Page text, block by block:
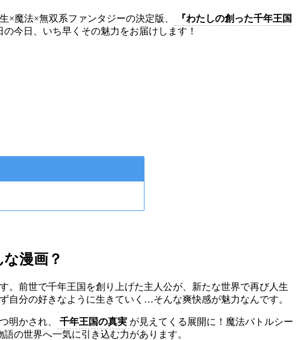
×魔法×無双系ファンタジーの決定版、
『わたしの創った千年王国
今日、いち早くその魅力をお届けします！
漫画？
。前世で千年王国を創り上げた主人公が、新たな世界で再び人生
自分の好きなように生きていく…そんな爽快感が魅力なんです。
明かされ、 千年王国の真実 が見えてくる展開に！魔法バトルシー
の世界へ一気に引き込む力があります。